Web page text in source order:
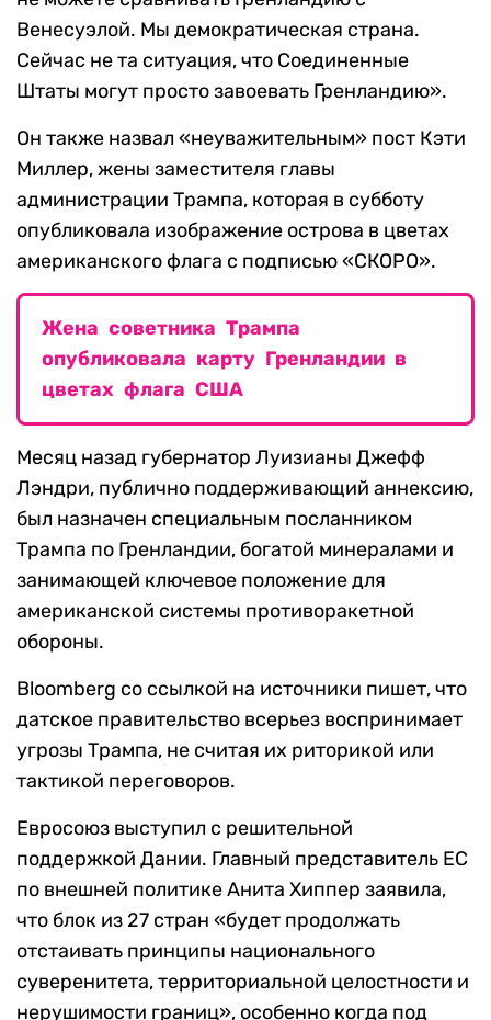
Венесуэлой. Мы демократическая страна.
Сейчас не та ситуация, что Соединенные
Штаты могут просто завоевать Гренландию».
Он также назвал «неуважительным» пост Кэти
Миллер, жены заместителя главы
администрации Трампа, которая в субботу
опубликовала изображение острова в цветах
американского флага с подписью «СКОРО».
Жена советника Трампа
опубликовала карту Гренландии в
цветах флага США
Месяц назад губернатор Луизианы Джефф
Лэндри, публично поддерживающий аннексию,
был назначен специальным посланником
Трампа по Гренландии, богатой минералами и
занимающей ключевое положение для
американской системы противоракетной
обороны.
Bloomberg со ссылкой на источники пишет, что
датское правительство всерьез воспринимает
угрозы Трампа, не считая их риторикой или
тактикой переговоров.
Евросоюз выступил с решительной
поддержкой Дании. Главный представитель ЕС
по внешней политике Анита Хиппер заявила,
что блок из 27 стран «будет продолжать
отстаивать принципы национального
суверенитета, территориальной целостности и
нерушимости границ», особенно когда под